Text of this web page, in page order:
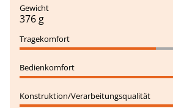
376 g